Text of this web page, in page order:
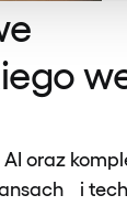
oraz
i